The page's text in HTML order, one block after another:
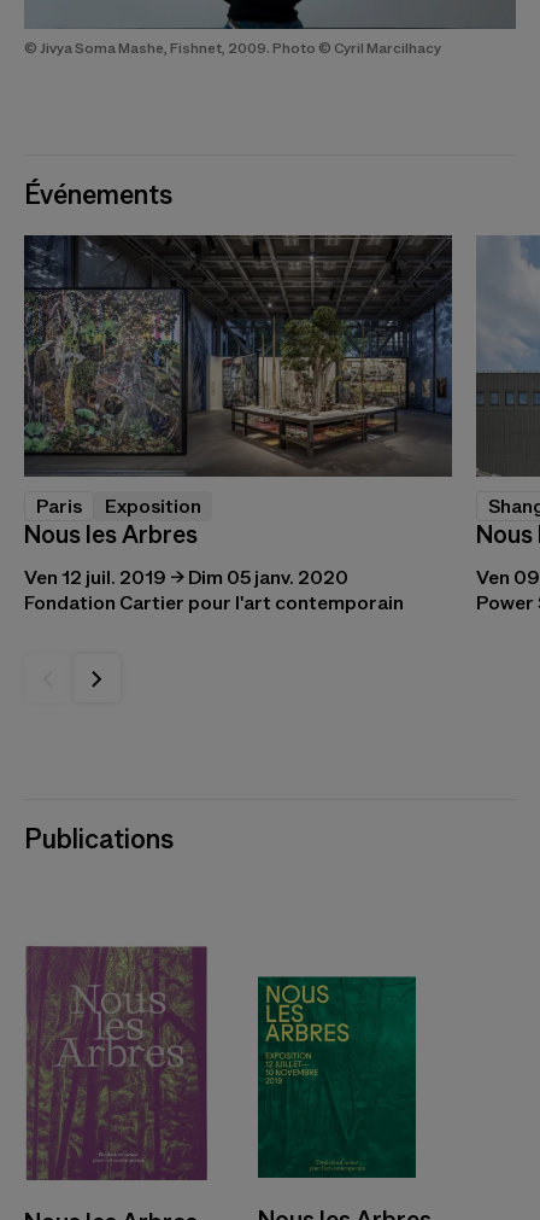
© Jivya Soma Mashe, Fishnet, 2009. Photo © Cyril Marcilhacy
Événements
Paris Exposition
Nous les Arbres
Ven 12 juil. 2019 → Dim 05 janv. 2020
Fondation Cartier pour l'art contemporain
Nous
Ven
Publications